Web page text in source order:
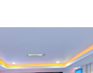
Batu Pertama Balai Kemitraan
Pengamanan MotoGP 2026